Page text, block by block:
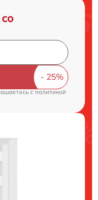
cполитикой